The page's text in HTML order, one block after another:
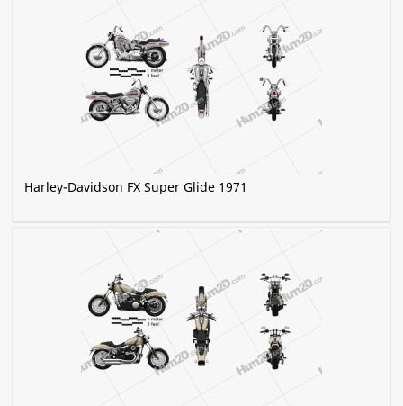
Harley-Davidson FX Super Glide 1971